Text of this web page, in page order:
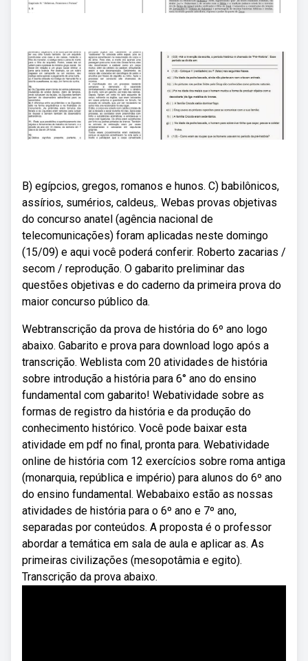
B) egípcios, gregos, romanos e hunos. C) babilônicos,
assírios, sumérios, caldeus,. Webas provas objetivas
do concurso anatel (agência nacional de
telecomunicações) foram aplicadas neste domingo
(15/09) e aqui você poderá conferir. Roberto zacarias /
secom / reprodução. O gabarito preliminar das
questões objetivas e do caderno da primeira prova do
maior concurso público da.
Webtranscrição da prova de história do 6º ano logo
abaixo. Gabarito e prova para download logo após a
transcrição. Weblista com 20 atividades de história
sobre introdução a história para 6° ano do ensino
fundamental com gabarito! Webatividade sobre as
formas de registro da história e da produção do
conhecimento histórico. Você pode baixar esta
atividade em pdf no final, pronta para. Webatividade
online de história com 12 exercícios sobre roma antiga
(monarquia, república e império) para alunos do 6º ano
do ensino fundamental. Webabaixo estão as nossas
atividades de história para o 6º ano e 7º ano,
separadas por conteúdos. A proposta é o professor
abordar a temática em sala de aula e aplicar as. As
primeiras civilizações (mesopotâmia e egito).
Transcrição da prova abaixo.